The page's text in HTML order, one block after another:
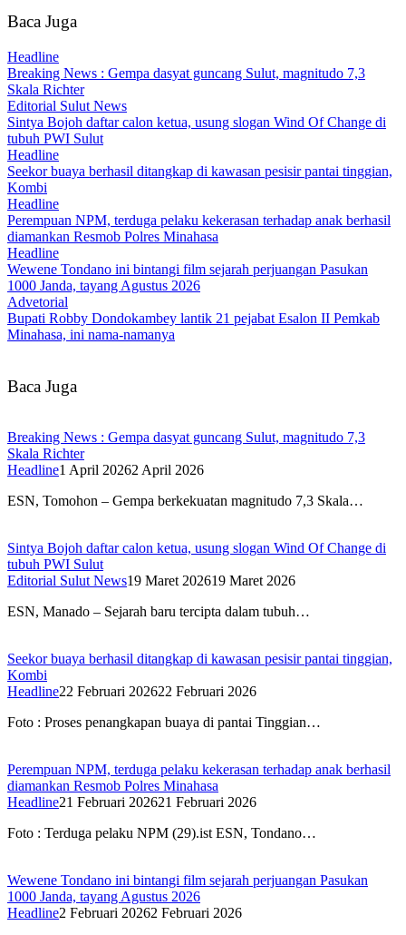
Baca Juga
Headline
Breaking News : Gempa dasyat guncang Sulut, magnitudo 7,3
Skala Richter
Editorial Sulut News
Sintya Bojoh daftar calon ketua, usung slogan Wind Of Change di
tubuh PWI Sulut
Headline
Seekor buaya berhasil ditangkap di kawasan pesisir pantai tinggian,
Kombi
Headline
Perempuan NPM, terduga pelaku kekerasan terhadap anak berhasil
diamankan Resmob Polres Minahasa
Headline
Wewene Tondano ini bintangi film sejarah perjuangan Pasukan
1000 Janda, tayang Agustus 2026
Advetorial
Bupati Robby Dondokambey lantik 21 pejabat Esalon II Pemkab
Minahasa, ini nama-namanya
Baca Juga
Breaking News : Gempa dasyat guncang Sulut, magnitudo 7,3
Skala Richter
Headline1 April 20262 April 2026
ESN, Tomohon – Gempa berkekuatan magnitudo 7,3 Skala…
Sintya Bojoh daftar calon ketua, usung slogan Wind Of Change di
tubuh PWI Sulut
Editorial Sulut News19 Maret 202619 Maret 2026
ESN, Manado – Sejarah baru tercipta dalam tubuh…
Seekor buaya berhasil ditangkap di kawasan pesisir pantai tinggian,
Kombi
Headline22 Februari 202622 Februari 2026
Foto : Proses penangkapan buaya di pantai Tinggian…
Perempuan NPM, terduga pelaku kekerasan terhadap anak berhasil
diamankan Resmob Polres Minahasa
Headline21 Februari 202621 Februari 2026
Foto : Terduga pelaku NPM (29).ist ESN, Tondano…
Wewene Tondano ini bintangi film sejarah perjuangan Pasukan
1000 Janda, tayang Agustus 2026
Headline2 Februari 20262 Februari 2026